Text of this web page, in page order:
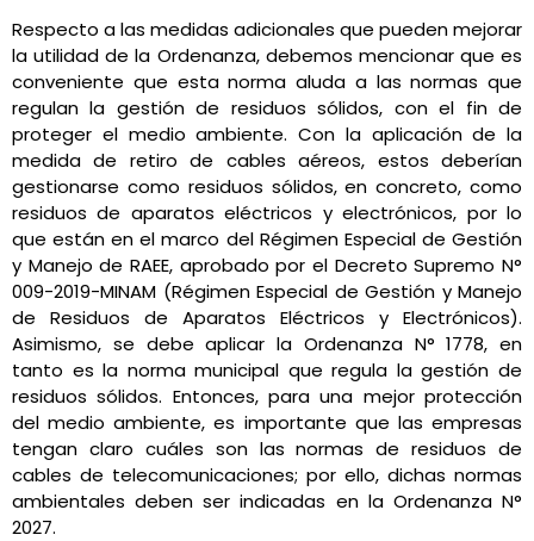
Respecto a las medidas adicionales que pueden mejorar
la utilidad de la Ordenanza, debemos mencionar que es
conveniente que esta norma aluda a las normas que
regulan la gestión de residuos sólidos, con el fin de
proteger el medio ambiente. Con la aplicación de la
medida de retiro de cables aéreos, estos deberían
gestionarse como residuos sólidos, en concreto, como
residuos de aparatos eléctricos y electrónicos, por lo
que están en el marco del Régimen Especial de Gestión
y Manejo de RAEE, aprobado por el Decreto Supremo N°
009-2019-MINAM (Régimen Especial de Gestión y Manejo
de Residuos de Aparatos Eléctricos y Electrónicos).
Asimismo, se debe aplicar la Ordenanza N° 1778, en
tanto es la norma municipal que regula la gestión de
residuos sólidos. Entonces, para una mejor protección
del medio ambiente, es importante que las empresas
tengan claro cuáles son las normas de residuos de
cables de telecomunicaciones; por ello, dichas normas
ambientales deben ser indicadas en la Ordenanza N°
2027.